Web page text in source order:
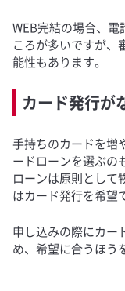
WEB完結の場合、
ころが多いですが、
能性もあります。
カード発行が
手持ちのカードを増
ードローンを選ぶの
ローンは原則として
はカード発行を希望
申し込みの際にカー
め、希望に合うほう